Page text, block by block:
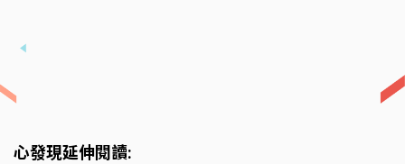
心發現延伸閱讀: